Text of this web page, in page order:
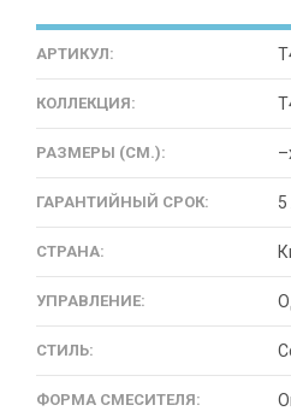
АРТИКУЛ:
КОЛЛЕКЦИЯ:
РАЗМЕРЫ (СМ.):
ГАРАНТИЙНЫЙ СРОК: 5
СТРАНА:
УПРАВЛЕНИЕ:
СТИЛЬ:
ФОРМА СМЕСИТЕЛЯ: